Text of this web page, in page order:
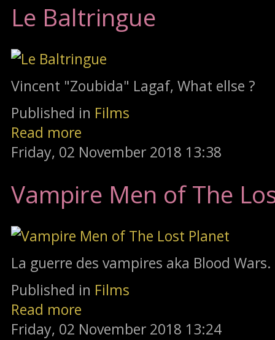
Le Baltringue
Vincent "Zoubida" Lagaf, What ellse ?
Published in Films
Read more
Friday, 02 November 2018 13:38
Vampire Men of The
La guerre des vampires aka Blood Wars.
Published in Films
Read more
Friday, 02 November 2018 13:24